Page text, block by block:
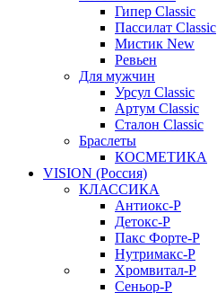
Гипер Classic
Пассилат Classic
Мистик New
Ревьен
Для мужчин
Урсул Classic
Артум Classic
Сталон Classic
Браслеты
КОСМЕТИКА
VISION (Россия)
КЛАССИКА
Антиокс-Р
Детокс-Р
Пакс Форте-Р
Нутримакс-Р
Хромвитал-Р
Сеньор-Р